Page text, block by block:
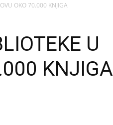
OKO 70.000 KNJIGA
U
KNJIGA